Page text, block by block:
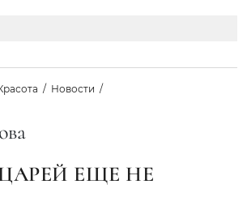
Новости
ЕЩЕ НЕ